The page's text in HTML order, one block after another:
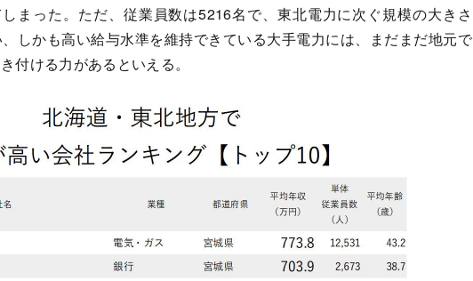
まった。ただ、従業員数は5216名で、東北電力に次ぐ規模の大きさ
しかも高い給与水準を維持できている大手電力には、まだまだ地元で
付ける力があるといえる。